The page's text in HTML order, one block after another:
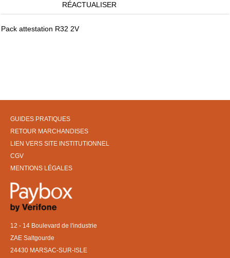
RÉACTUALISER
Pack attestation R32 2V
GUIDES PRATIQUES
RETOUR MARCHANDISES
LIEN VERS SITE INSTITUTIONNEL
CGV
MENTIONS LÉGALES
12 - 14 Boulevard de l'industrie
ZAE Saltgourde
24430 MARSAC-SUR-ISLE